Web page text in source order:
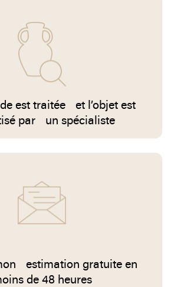
est traitée et l’objet est
par un spécialiste
estimation gratuite en
de 48 heures